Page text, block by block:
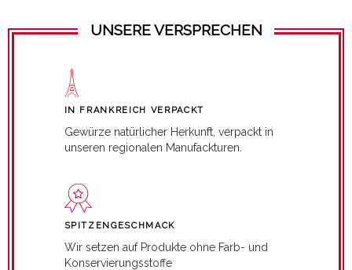
UNSERE VERSPRECHEN
IN FRANKREICH VERPACKT
Gewürze natürlicher Herkunft, verpackt in
unseren regionalen Manufackturen.
SPITZENGESCHMACK
Wir setzen auf Produkte ohne Farb- und
Konservierungsstoffe